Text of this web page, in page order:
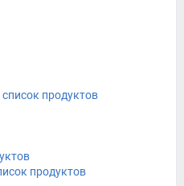
продуктов
продуктов